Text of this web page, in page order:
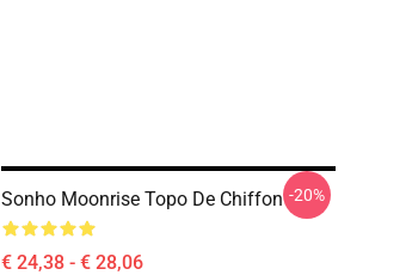
Sonho Moonrise Topo De Chiffon
€ 24,38 - € 28,06
-20%